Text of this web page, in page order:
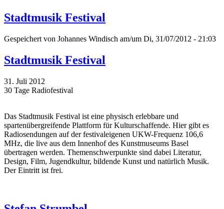
Stadtmusik Festival
Gespeichert von Johannes Windisch am/um Di, 31/07/2012 - 21:03
Stadtmusik Festival
31. Juli 2012
30 Tage Radiofestival
Das Stadtmusik Festival ist eine physisch erlebbare und
spartenübergreifende Plattform für Kulturschaffende. Hier gibt es
Radiosendungen auf der festivaleigenen UKW-Frequenz 106,6
MHz, die live aus dem Innenhof des Kunstmuseums Basel
übertragen werden. Themenschwerpunkte sind dabei Literatur,
Design, Film, Jugendkultur, bildende Kunst und natürlich Musik.
Der Eintritt ist frei.